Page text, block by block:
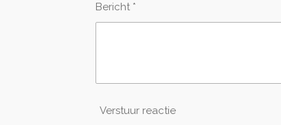
Bericht *
Verstuur reactie